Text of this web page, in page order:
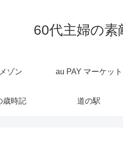
60代主婦の
ゾン au PAY マーケット
歳時記 道の駅